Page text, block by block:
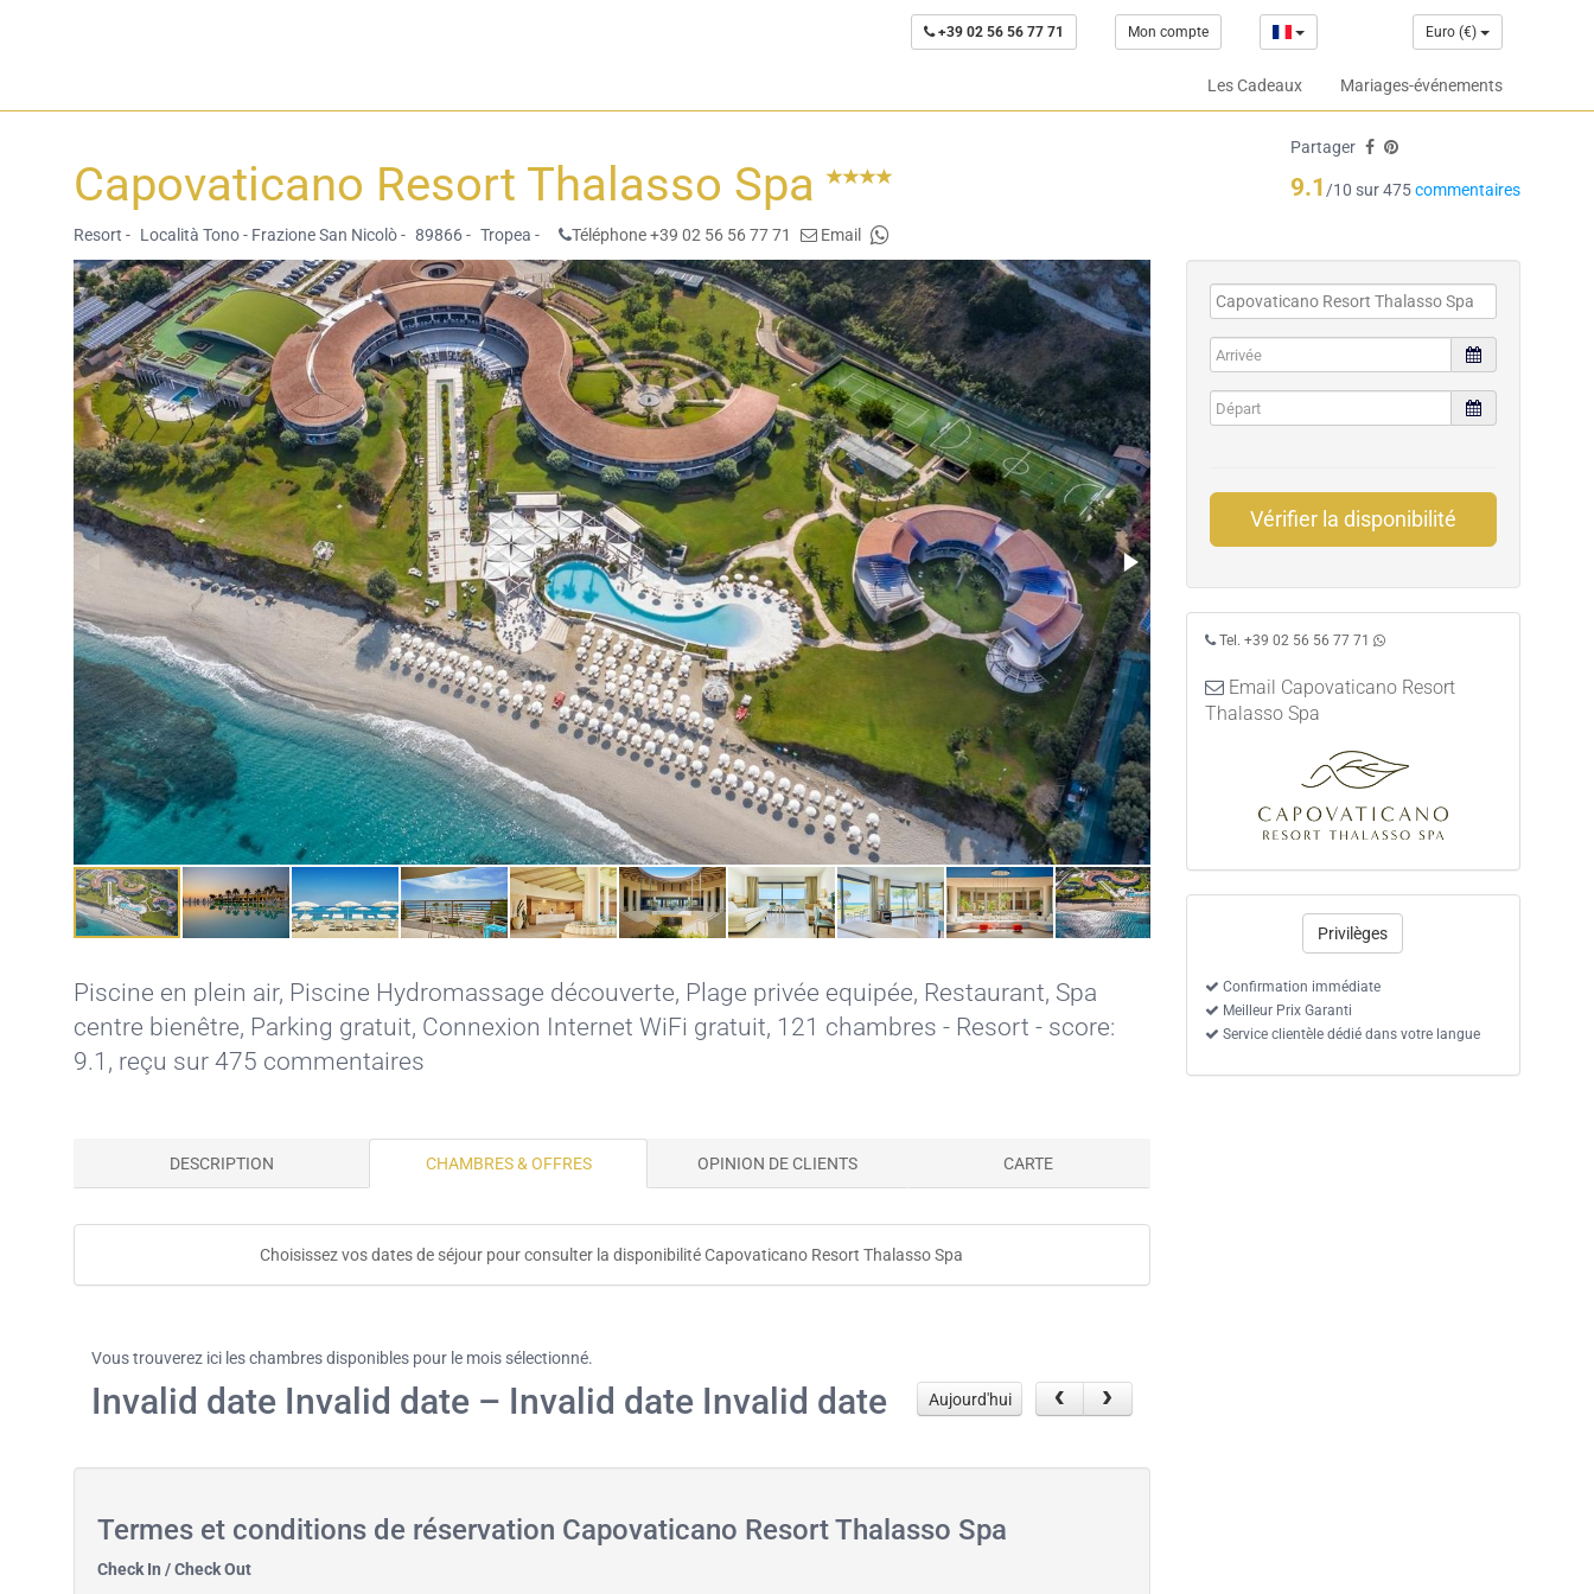
+39 02 56 56 77 71 Mon compte Euro (€)
Les Cadeaux Mariages-événements
Capovaticano Resort Thalasso Spa
Resort - Località Tono - Frazione San Nicolò - 89866 - Tropea - Téléphone +39 02 56 56 77 71 Email
Partager
9.1 /10 sur 475commentaires
Vérifier la disponibilité
Tel. +39 02 56 56 77 71
Email Capovaticano Resort
Thalasso Spa
Privilèges
Confirmation immédiate
Meilleur Prix Garanti
Service clientèle dédié dans votre langue
Piscine en plein air, Piscine Hydromassage découverte, Plage privée equipée, Restaurant, Spa
centre bienêtre, Parking gratuit, Connexion Internet WiFi gratuit, 121 chambres - Resort - score:
9.1, reçu sur 475 commentaires
DESCRIPTION CHAMBRES & OFFRES OPINION DE CLIENTS CARTE
Choisissez vos dates de séjour pour consulter la disponibilité Capovaticano Resort Thalasso Spa
Vous trouverez ici les chambres disponibles pour le mois sélectionné.
Invalid date Invalid date – Invalid date Invalid date Aujourd'hui
Termes et conditions de réservation Capovaticano Resort Thalasso Spa
Check In / Check Out